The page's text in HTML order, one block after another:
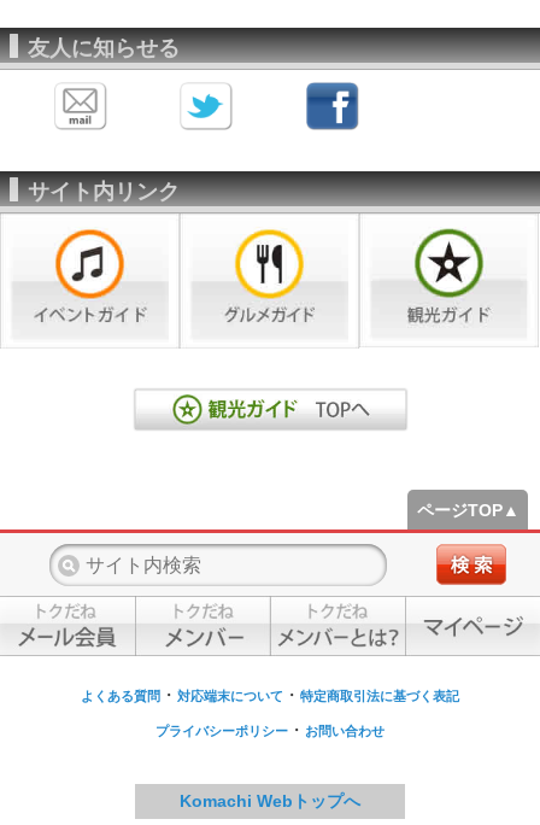
友人に知らせる
サイト内リンク
ページTOP▲
よくある質問 ・ 対応端末について ・ 特定商取引法に基づく表記
プライバシーポリシー ・ お問い合わせ
Komachi Webトップへ